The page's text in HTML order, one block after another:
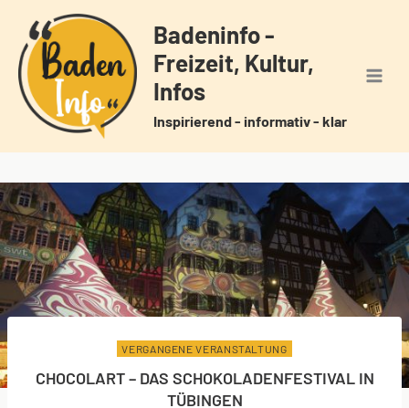
Inhalt
springen
Badeninfo -
Freizeit, Kultur,
Infos
Inspirierend - informativ - klar
VERGANGENE VERANSTALTUNG
CHOCOLART – DAS SCHOKOLADENFESTIVAL IN
TÜBINGEN